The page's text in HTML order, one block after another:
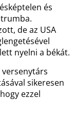
és
de az USA
nyelni a békát.
versenytárs
sikeresen
ezzel